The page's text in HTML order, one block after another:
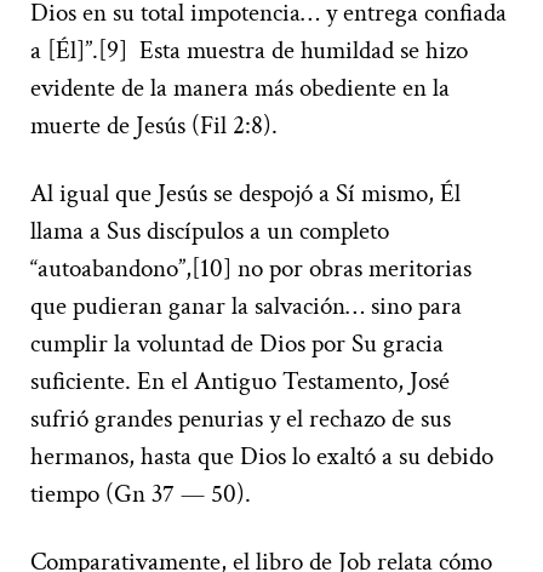
Dios en su total impotencia… y entrega confiada
a [Él]”.[9] Esta muestra de humildad se hizo
evidente de la manera más obediente en la
muerte de Jesús (Fil 2:8).
Al igual que Jesús se despojó a Sí mismo, Él
llama a Sus discípulos a un completo
“autoabandono”,[10] no por obras meritorias
que pudieran ganar la salvación… sino para
cumplir la voluntad de Dios por Su gracia
suficiente. En el Antiguo Testamento, José
sufrió grandes penurias y el rechazo de sus
hermanos, hasta que Dios lo exaltó a su debido
tiempo (Gn 37 — 50).
Comparativamente, el libro de Job relata cómo